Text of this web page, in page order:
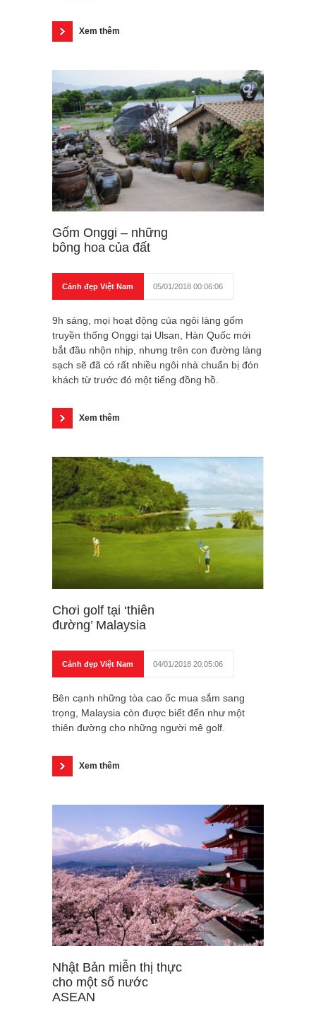
Xem thêm
Gốm Onggi – những
bông hoa của đất
Cảnh đẹp Việt Nam 05/01/2018 00:06:06
9h sáng, mọi hoạt động của ngôi làng gốm
truyền thống Onggi tại Ulsan, Hàn Quốc mới
bắt đầu nhộn nhịp, nhưng trên con đường làng
sạch sẽ đã có rất nhiều ngôi nhà chuẩn bị đón
khách từ trước đó một tiếng đồng hồ.
Xem thêm
Chơi golf tại ‘thiên
đường’ Malaysia
Cảnh đẹp Việt Nam 04/01/2018 20:05:06
Bên cạnh những tòa cao ốc mua sắm sang
trọng, Malaysia còn được biết đến như một
thiên đường cho những người mê golf.
Xem thêm
Nhật Bản miễn thị thực
cho một số nước
ASEAN